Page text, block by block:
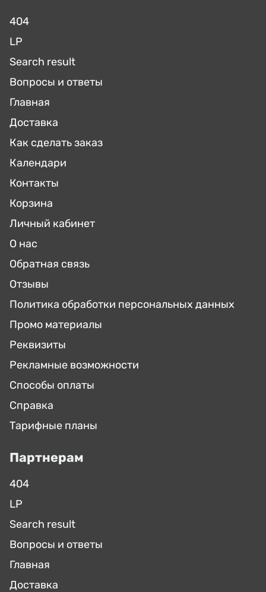
404
LP
Search result
Вопросы и ответы
Главная
Доставка
Как сделать заказ
Календари
Контакты
Корзина
Личный кабинет
О нас
Обратная связь
Отзывы
Политика обработки персональных данных
Промо материалы
Реквизиты
Рекламные возможности
Способы оплаты
Справка
Тарифные планы
Партнерам
404
LP
Search result
Вопросы и ответы
Главная
Доставка